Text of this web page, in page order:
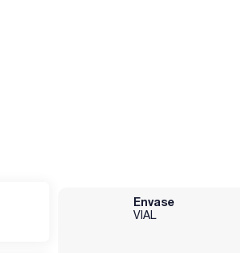
Envase
VIAL